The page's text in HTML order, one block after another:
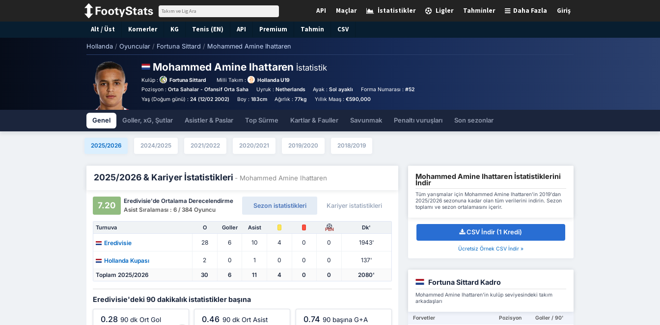
Giriş
Daha Fazla
Tahminler
Ligler
İstatistikler
Maçlar
API
Alt / Üst Kornerler KG Tenis (EN) API Premium Tahmin CSV
Hollanda / Oyuncular / Fortuna Sittard / Mohammed Amine Ihattaren
Mohammed Amine Ihattaren İstatistik
Kulüp : Fortuna Sittard Milli Takım :
Hollanda U19
Pozisyon :Orta Sahalar - Ofansif Orta Saha Uyruk : Netherlands Ayak :Sol ayaklı Forma Numarası : #52
Yaş (Doğum günü) :24 (12/02 2002) Boy : 183cm Ağırlık :77kg Yıllık Maaş : €590,000
Genel Goller, xG, Şutlar Asistler & Paslar Top Sürme Kartlar & Fauller Savunmak Penaltı vuruşları Son sezonlar
2025/2026 2024/2025 2021/2022 2020/2021 2019/2020 2018/2019
2025/2026 & Kariyer İstatistikleri - Mohammed Amine Ihattaren
7.20
Eredivisie'de Ortalama Derecelendirme
Asist Sıralaması : 6 / 384 Oyuncu
Sezon istatistikleri Kariyer istatistikleri
Turnuva O Goller Asist PEN Dk'
Eredivisie 28 6 10 4 0 0 1943'
Hollanda Kupası 2 0 1 0 0 0 137'
Toplam 2025/2026 30 6 11 4 0 0 2080'
Eredivisie'deki 90 dakikalık istatistikler başına
0.28 90 dk Ort Gol 0.46 90 dk Ort Asist 0.74 90 başına G+A
Mohammed Amine Ihattaren İstatistiklerini
İndir
Tüm yarışmalar için Mohammed Amine Ihattaren'in 2019'dan
2025/2026 sezonuna kadar olan tüm verilerini indirin. Sezon
toplamı ve sezon ortalamasını içerir.
CSV İndir (1 Kredi)
Ücretsiz Örnek CSV İndir »
Fortuna Sittard Kadro
Mohammed Amine Ihattaren'in kulüp seviyesindeki takım
arkadaşları
Forvetler Pozisyon Goller / 90'